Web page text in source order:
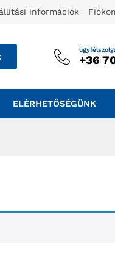
információk
+36
ELÉRHETŐSÉGÜNK